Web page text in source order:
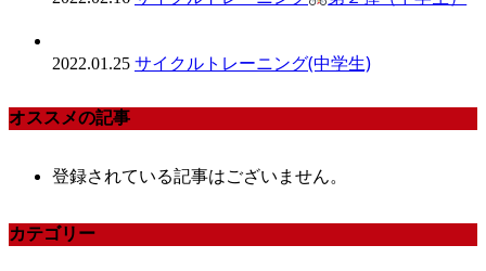
2022.01.25 サイクルトレーニング(中学生)
オススメの記事
登録されている記事はございません。
カテゴリー